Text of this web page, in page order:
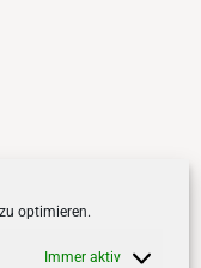
optimieren.
Immer aktiv